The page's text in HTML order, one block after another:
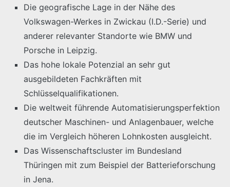
Die geografische Lage in der Nähe des
Volkswagen-Werkes in Zwickau (I.D.-Serie) und
anderer relevanter Standorte wie BMW und
Porsche in Leipzig.
Das hohe lokale Potenzial an sehr gut
ausgebildeten Fachkräften mit
Schlüsselqualifikationen.
Die weltweit führende Automatisierungsperfektion
deutscher Maschinen- und Anlagenbauer, welche
die im Vergleich höheren Lohnkosten ausgleicht.
Das Wissenschaftscluster im Bundesland
Thüringen mit zum Beispiel der Batterieforschung
in Jena.